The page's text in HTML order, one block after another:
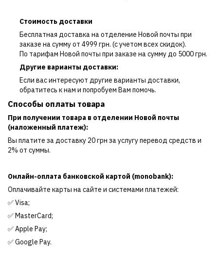
Стоимость доставки
Бесплатная доставка на отделение Новой почты при
заказе на сумму от 4999 грн. (с учетом всех скидок).
По тарифам Новой почты при заказе на сумму до 5000 грн.
Другие варианты доставки:
Если вас интересуют другие варианты доставки,
обратитесь к нам и попробуем Вам помочь.
Способы оплаты товара
При получении товара в отделении Новой почты
(наложенный платеж):
Вы платите за доставку 20 грн за услугу перевод средств и
2% от суммы.
Онлайн-оплата банковской картой (monobank):
Оплачивайте карты на сайте и системами платежей:
✅ Visa;
✅ MasterCard;
✅ Apple Pay;
✅ Google Pay.